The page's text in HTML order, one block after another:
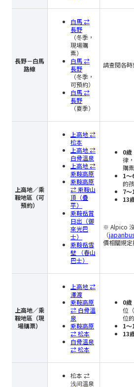
長野－白馬
路線
白馬 ⇄
長野
（冬季，
現場購
票）
白馬 ⇄
長野
（冬季，
可預約）
白馬 ⇄
長野
（夏季）
請查閱各
上高地／乘
鞍地區（可
預約）
上高地 ⇄
松本
上高地 ⇄
白骨溫泉
上高地 ⇄
乘鞍高原
乘鞍高原
⇄ 乘鞍山
頂（疊
平）
乘鞍岳賞
日出（御
來光巴
士）
乘鞍岳雪
壁 （春山
巴士）
0歲
律
購
1～
的
7～
13
※ Alpico
（
價相關規
上高地／乘
鞍地區（現
場購票）
上高地 ⇄
澤渡
乘鞍高原
⇄ 白骨溫
泉
乘鞍高原
⇄ 松本
白骨溫泉
⇄ 松本
0歲
位
位
1～
13
松本 ⇄
浅间溫泉